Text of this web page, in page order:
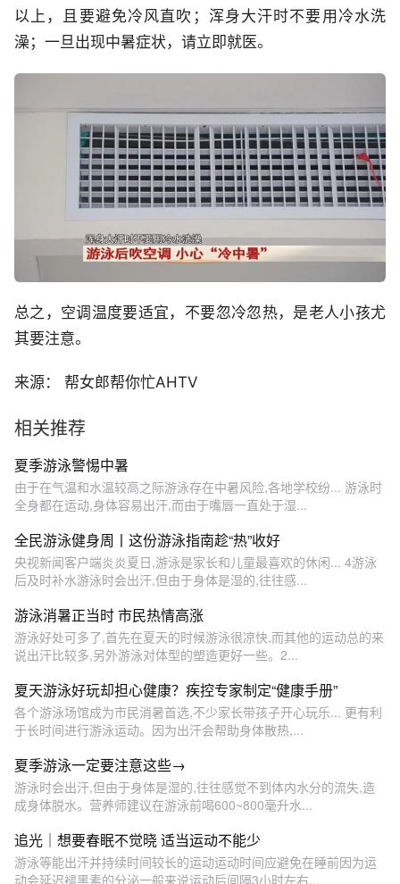
以上，且要避免冷风直吹；浑身大汗时不要用冷水洗
澡；一旦出现中暑症状，请立即就医。
总之，空调温度要适宜，不要忽冷忽热，是老人小孩尤
其要注意。
来源： 帮女郎帮你忙AHTV
相关推荐
夏季游泳警惕中暑
由于在气温和水温较高之际游泳存在中暑风险,各地学校纷... 游泳时
全身都在运动,身体容易出汗,而由于嘴唇一直处于湿...
全民游泳健身周丨这份游泳指南趁“热”收好
央视新闻客户端炎炎夏日,游泳是家长和儿童最喜欢的休闲... 4游泳
后及时补水游泳时会出汗,但由于身体是湿的,往往感...
游泳消暑正当时 市民热情高涨
游泳好处可多了,首先在夏天的时候游泳很凉快,而其他的运动总的来
说出汗比较多,另外游泳对体型的塑造更好一些。2...
夏天游泳好玩却担心健康？疾控专家制定“健康手册”
各个游泳场馆成为市民消暑首选,不少家长带孩子开心玩乐... 更有利
于长时间进行游泳运动。因为出汗会帮助身体散热,...
夏季游泳一定要注意这些→
游泳时会出汗,但由于身体是湿的,往往感觉不到体内水分的流失,造
成身体脱水。营养师建议在游泳前喝600~800毫升水...
追光｜想要春眠不觉晓 适当运动不能少
游泳等能出汗并持续时间较长的运动运动时间应避免在睡前因为运
动会延迟褪黑素的分泌一般来说运动后间隔3小时左右...